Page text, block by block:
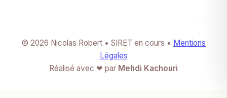
© 2026 Nicolas Robert • SIRET en cours • Mentions
Légales
Réalisé avec ❤ par Mehdi Kachouri